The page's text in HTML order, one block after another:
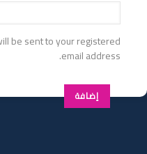
be sent to your registered
email address.